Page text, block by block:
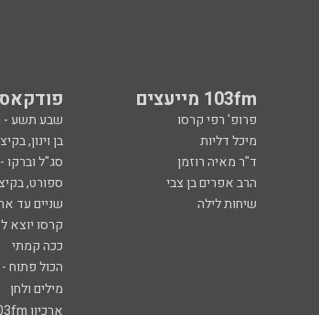
103fm מייעצים
פרופ' רפי קרסו שבע תשע -
מיכל דליות בן וינון,
ד"ר מאיה רוזמן סג"ל
הרב אפרים בן צבי ספורט,
שיחות לילה שניים עד
קרסו יוצא
ככה קמתי
הכול פתוח
מילים ולחן
ארכיון 103fm